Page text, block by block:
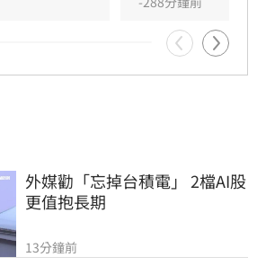
崗位上繼續努力，並感謝外界
，
外媒勸「忘掉台積電」 2檔AI股
更值抱長期
13分鐘前